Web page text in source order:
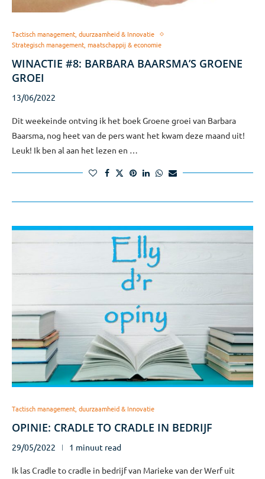
Tactisch management, duurzaamheid & Innovatie
Strategisch management, maatschappij & economie
WINACTIE #8: BARBARA BAARSMA’S GROENE
GROEI
13/06/2022
Dit weekeinde ontving ik het boek Groene groei van Barbara
Baarsma, nog heet van de pers want het kwam deze maand uit!
Leuk! Ik ben al aan het lezen en …
Tactisch management, duurzaamheid & Innovatie
OPINIE: CRADLE TO CRADLE IN BEDRIJF
29/05/2022 1 minuut read
Ik las Cradle to cradle in bedrijf van Marieke van der Werf uit